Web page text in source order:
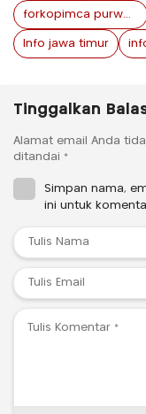
forkopimca purwosari
Info jawa timur
Tinggalkan
Alamat email Anda
ditandai *
Simpan nama,
ini untuk